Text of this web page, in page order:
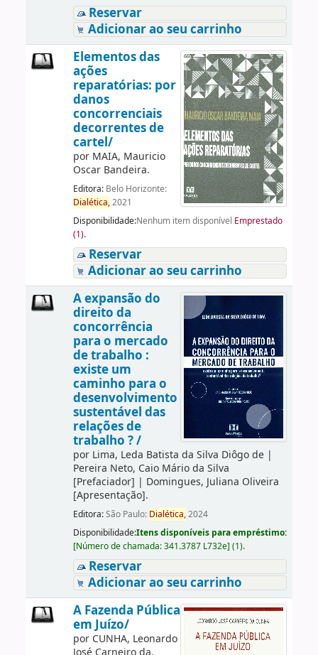
Reservar
Adicionar ao seu carrinho
Elementos das
ações
reparatórias: por
danos
concorrenciais
decorrentes de
cartel/
por MAIA, Mauricio
Oscar Bandeira.
Editora: Belo Horizonte:
Dialética,2021
Disponibilidade:Nenhum item disponível Emprestado
(1).
Reservar
Adicionar ao seu carrinho
A expansão do
direito da
concorrência
para o mercado
de trabalho :
existe um
caminho para o
desenvolvimento
sustentável das
relações de
trabalho ? /
por Lima, Leda Batista da Silva Diôgo de|
Pereira Neto, Caio Mário da Silva
[Prefaciador] | Domingues, Juliana Oliveira
[Apresentação].
Editora:São Paulo: Dialética,2024
Disponibilidade:Itens disponíveis para empréstimo:
[Número de chamada:341.3787 L732e] (1).
Reservar
Adicionar ao seu carrinho
A Fazenda Pública
em Juízo/
por CUNHA, Leonardo